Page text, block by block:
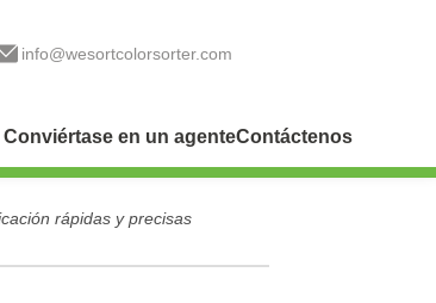
info@wesortcolorsorter.com
Conviértase en un agenteContáctenos
rápidas y precisas